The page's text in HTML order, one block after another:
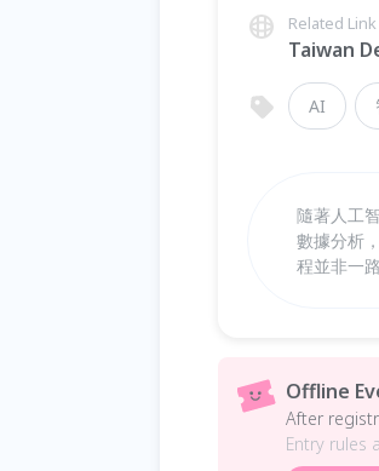
Related Link
Taiwan
AI
隨著人工
數據分析
程並非一
Offline
After
Entry rules